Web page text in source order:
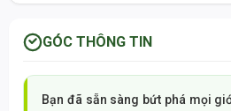
GÓC THÔNG TIN
Bạn đã sẵn sàng bứt phá mọi